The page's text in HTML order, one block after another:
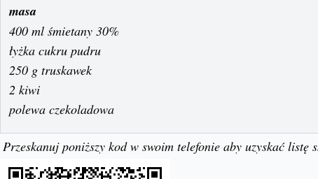
masa
400 ml śmietany 30%
łyżka cukru pudru
250 g truskawek
2 kiwi
polewa czekoladowa
Przeskanuj poniższy kod w swoim telefonie aby uzyskać listę